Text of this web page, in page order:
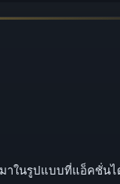
มาในรูปแบบที่แอ็คชั่